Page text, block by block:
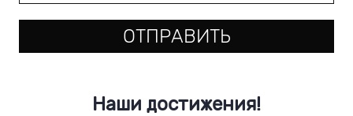
ОТПРАВИТЬ
Наши достижения!